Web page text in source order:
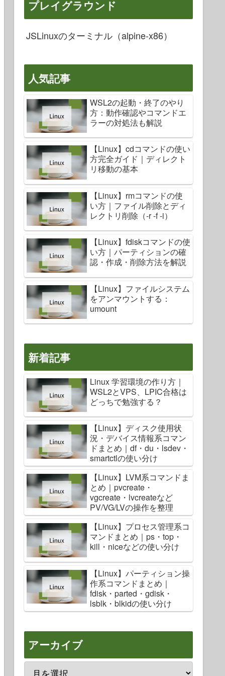
プレイグラウンド
JSLinuxのターミナル（alpine-x86）
人気記事
WSL2の起動・終了のやり
方：動作確認やコマンドエ
ラーの対処法も解説
【Linux】cdコマンドの使い
方完全ガイド｜ディレクト
リ移動の基本
【Linux】rmコマンドの使
い方｜ファイル削除とディ
レクトリ削除（-r -f -i）
【Linux】fdiskコマンドの使
い方｜パーティションの確
認・作成・削除方法を解説
【Linux】ファイルシステム
をアンマウントする：
umount
新着記事
Linux 学習環境の作り方｜
WSL2とVPS、LPIC合格は
どっちで勉強する？
【Linux】ディスク使用状
況・デバイス情報系コマン
ドまとめ｜df・du・lsdev・
smartctlの使い分け
【Linux】LVM系コマンドま
とめ｜pvcreate・
vgcreate・lvcreateなど
PV/VG/LVの操作を整理
【Linux】プロセス管理系コ
マンドまとめ｜ps・top・
kill・niceなどの使い分け
【Linux】パーティション操
作系コマンドまとめ｜
fdisk・parted・gdisk・
lsblk・blkidの使い分け
アーカイブ